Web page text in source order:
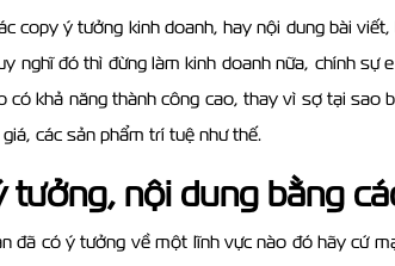
copy ý tưởng kinh doanh, hay nội dung bài
nghĩ đó thì đừng làm kinh doanh nữa, chính sự
có khả năng thành công cao, thay vì sợ tại sao
các sản phẩm trí tuệ như thế.
tưởng, nội dung bằng
đã có ý tưởng về một lĩnh vực nào đó hãy cứ